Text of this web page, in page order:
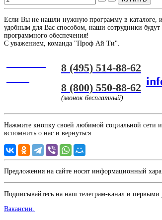
Если Вы не нашли нужную программу в каталоге,
удобным для Вас способом, наши сотрудники
программного обеспечения!
С уважением, команда "Проф Ай Ти".
8 (495) 514-88-62
8 (800) 550-88-62
(звонок бесплатный)
Нажмите кнопку своей любимой социальной сети и
вспомнить о нас и вернуться
Предложения на сайте носят информационный
Подписывайтесь на наш телеграм-канал и первыми
Вакансии.